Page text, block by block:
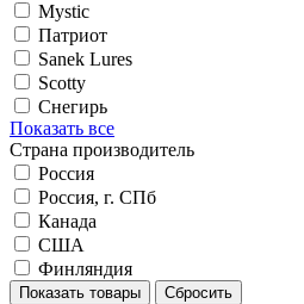
Mystic
Патриот
Sanek Lures
Scotty
Снегирь
Показать все
Страна производитель
Россия
Россия, г. СПб
Канада
США
Финляндия
Показать товары Сбросить